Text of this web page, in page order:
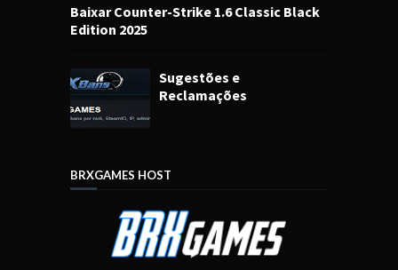
Baixar Counter-Strike 1.6 Classic Black
Edition 2025
Sugestões e
Reclamações
BRXGAMES HOST